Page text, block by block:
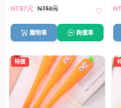
NT$7元 NT$8元
購物車 詢價車
特價